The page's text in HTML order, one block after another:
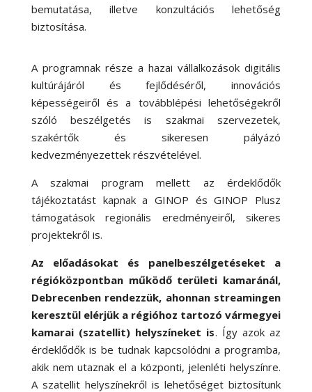
bemutatása, illetve konzultációs lehetőség
biztosítása.
A programnak része a hazai vállalkozások digitális
kultúrájáról és fejlődéséről, innovációs
képességeiről és a továbblépési lehetőségekről
szóló beszélgetés is szakmai szervezetek,
szakértők és sikeresen pályázó
kedvezményezettek részvételével.
A szakmai program mellett az érdeklődők
tájékoztatást kapnak a GINOP és GINOP Plusz
támogatások regionális eredményeiről, sikeres
projektekről is.
Az előadásokat és panelbeszélgetéseket a
régióközpontban működő területi kamaránál,
Debrecenben rendezzük, ahonnan streamingen
keresztül elérjük a régióhoz tartozó vármegyei
kamarai (szatellit) helyszíneket is. Így azok az
érdeklődők is be tudnak kapcsolódni a programba,
akik nem utaznak el a központi, jelenléti helyszínre.
A szatellit helyszínekről is lehetőséget biztosítunk